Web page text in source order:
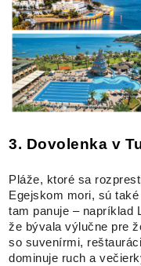
3. Dovolenka v
Pláže, ktoré sa
Egejskom mori, sú
tam panuje – napríklad
že bývala výlučne pre
so suvenírmi,
dominuje ruch a